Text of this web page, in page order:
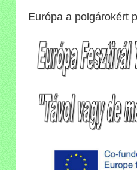
Európa a polgárokért